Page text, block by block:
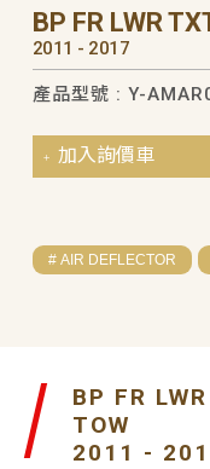
BP FR LWR
2011 - 2017
產品型號 : Y-
加入詢價車
# AIR DEFLECTOR
BP FR
TOW
2011 -